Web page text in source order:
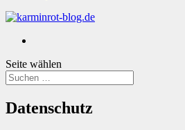
Seite wählen
Datenschutz